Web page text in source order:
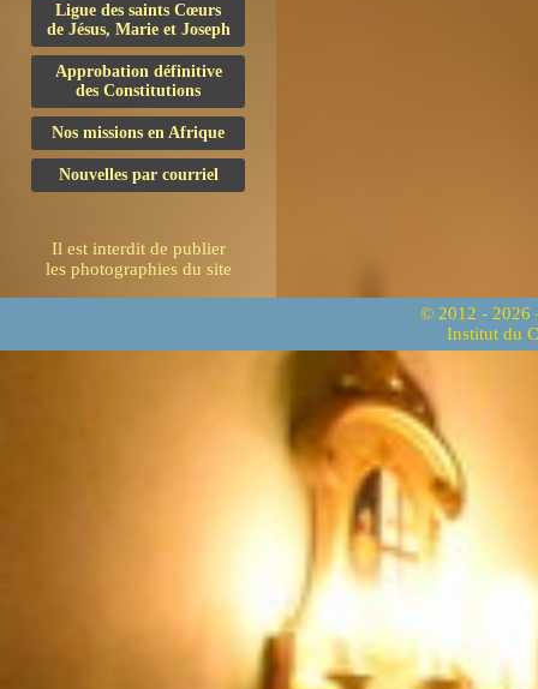
Ligue des saints Cœurs
de Jésus, Marie et Joseph
Approbation définitive
des Constitutions
Nos missions en Afrique
Nouvelles par courriel
Il est interdit de publier
les photographies du site
© 2012 -
Institut du